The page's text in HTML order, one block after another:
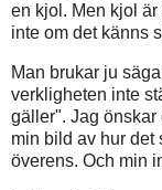
en kjol. Men kjol
inte om det känns
Man brukar ju
verkligheten inte
gäller". Jag önskar
min bild av hur det
överens. Och min